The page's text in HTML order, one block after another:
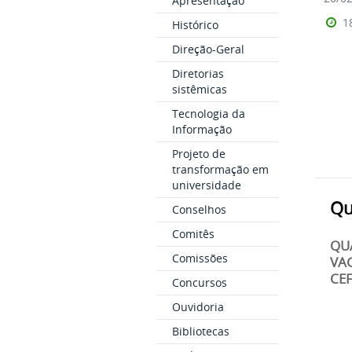
Histórico
Direção-Geral
Diretorias
sistêmicas
Tecnologia da
Informação
Projeto de
transformação em
universidade
Conselhos
Comitês
Comissões
Concursos
Ouvidoria
Bibliotecas